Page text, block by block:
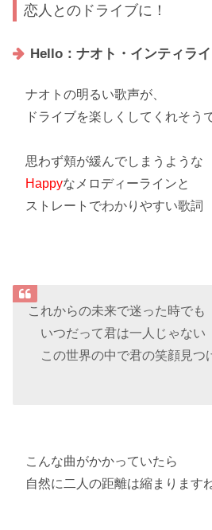
恋人とのドライブに！
Hello：ナオト・インティライ
ナオトの明るい歌声が、
ドライブを楽しく してくれそう
思わず頬が緩んでしまうような
Happyなメロディーラインと
ストレートでわかりやすい歌詞
これからの未来で迷った時でも
いつだって君は一人じゃない
この世界の中で君の笑顔見つ
こんな曲がかかっていたら
自然に二人の距離は縮まりますね